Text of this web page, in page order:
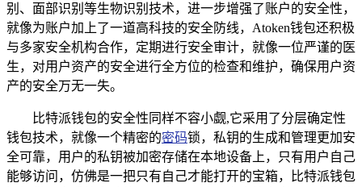
别、面部识别等生物识别技术，进一步增强了账户的安全性，
就像为账户加上了一道高科技的安全防线，Atoken钱包还积极
与多家安全机构合作，定期进行安全审计，就像一位严谨的医
生，对用户资产的安全进行全方位的检查和维护，确保用户资
产的安全万无一失。
比特派钱包的安全性同样不容小觑,它采用了分层确定性
钱包技术，就像一个精密的密码锁，私钥的生成和管理更加安
全可靠，用户的私钥被加密存储在本地设备上，只有用户自己
能够访问，仿佛是一把只有自己才能打开的宝箱，比特派钱包